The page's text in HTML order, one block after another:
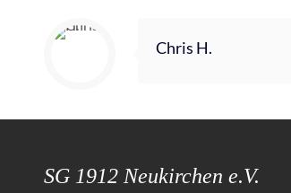
Chris H.
SG 1912 Neukirchen e.V.